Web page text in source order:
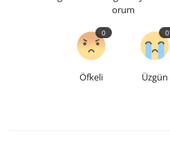
orum
Öfkeli
0
Üzgün
0